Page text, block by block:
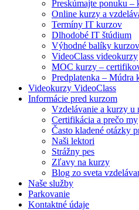
Preskúmajte ponuku –
Online kurzy a
Termíny IT kurzov
Dlhodobé IT štúdium
Výhodné balíky kurzov
VideoClass videokurzy
MOC kurzy –
Predplatenka – Múdra
Videokurzy VideoClass
Informácie pred kurzom
Vzdelávanie a kurzy u
Certifikácia a prečo my
Často kladené otázky
Naši lektori
Strážny pes
Zľavy na kurzy
Blog zo sveta
Naše služby
Parkovanie
Kontaktné údaje